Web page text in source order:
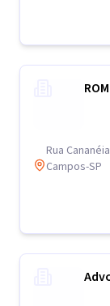
Rua
Campos-SP